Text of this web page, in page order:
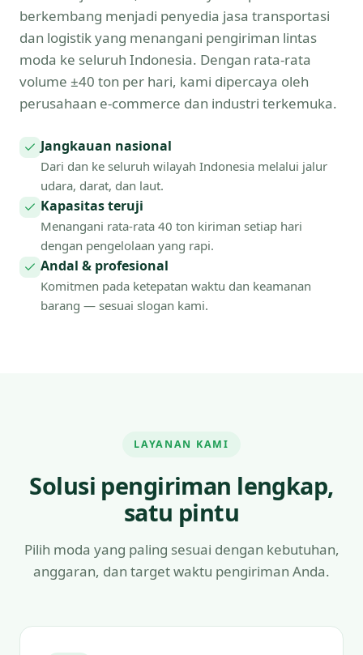
berkembang menjadi penyedia jasa transportasi
dan logistik yang menangani pengiriman lintas
moda ke seluruh Indonesia. Dengan rata-rata
volume ±40 ton per hari, kami dipercaya oleh
perusahaan e-commerce dan industri terkemuka.
Jangkauan nasional
Dari dan ke seluruh wilayah Indonesia melalui jalur
udara, darat, dan laut.
Kapasitas teruji
Menangani rata-rata 40 ton kiriman setiap hari
dengan pengelolaan yang rapi.
Andal & profesional
Komitmen pada ketepatan waktu dan keamanan
barang — sesuai slogan kami.
LAYANAN KAMI
Solusi pengiriman lengkap,
satu pintu
Pilih moda yang paling sesuai dengan kebutuhan,
anggaran, dan target waktu pengiriman Anda.